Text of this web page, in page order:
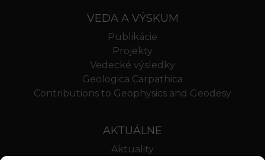
VEDA A VÝSKUM
Publikácie
Projekty
Vedecké výsledky
Geologica Carpathica
Contributions to Geophysics and Geodesy
AKTUÁLNE
Aktuality